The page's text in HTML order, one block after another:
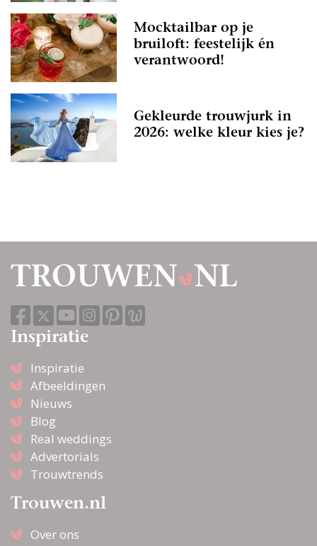
Mocktailbar op je
bruiloft: feestelijk én
verantwoord!
Gekleurde trouwjurk in
2026: welke kleur kies je?
Inspiratie
Inspiratie
Afbeeldingen
Nieuws
Blog
Real weddings
Advertorials
Trouwtrends
Trouwen.nl
Over ons